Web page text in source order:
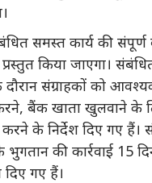
समस्त कार्य की संपूर्ण
किया जाएगा।
संग्राहकों को
करने, बैंक खाता खुलवाने
करने के निर्देश दिए गए हैं।
भुगतान की कार्रवाई 15
गए हैं।